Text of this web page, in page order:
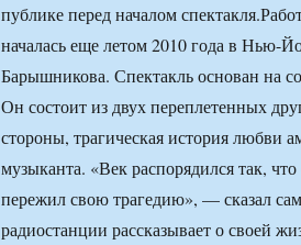
публике перед началом
началась еще летом 2010 года в Нью-
Барышникова. Спектакль основан на
Он состоит из двух переплетенных
стороны, трагическая история любви
музыканта. «Век распорядился так,
пережил свою трагедию», — сказал
радиостанции рассказывает о своей